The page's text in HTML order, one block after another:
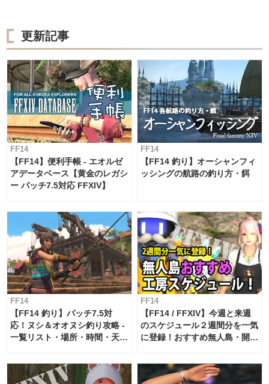
更新記事
FF14
【FF14】便利手帳 - エオルゼ
アデータベース【黄金のレガシ
ー パッチ7.5対応 FFXIV】
FF14
【FF14 釣り】オーシャンフィ
ッシングの航路の釣り方・餌
FF14
【FF14 釣り】パッチ7.5対
応！ヌシ＆オオヌシ釣り攻略 -
一覧リスト・場所・時間・天
FF14
【FF14 / FFXIV】今週と来週
のスケジュール２週間分を一気
に登録！おすすめ無人島・開拓